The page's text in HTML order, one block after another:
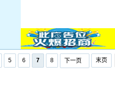
5 6 7 8 下一页 末页